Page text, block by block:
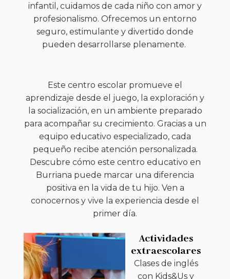
infantil, cuidamos de cada niño con amor y
profesionalismo. Ofrecemos un entorno
seguro, estimulante y divertido donde
pueden desarrollarse plenamente.
Este centro escolar promueve el
aprendizaje desde el juego, la exploración y
la socialización, en un ambiente preparado
para acompañar su crecimiento. Gracias a un
equipo educativo especializado, cada
pequeño recibe atención personalizada.
Descubre cómo este centro educativo en
Burriana puede marcar una diferencia
positiva en la vida de tu hijo. Ven a
conocernos y vive la experiencia desde el
primer día.
Actividades
extraescolares
Clases de inglés
con Kids&Us y